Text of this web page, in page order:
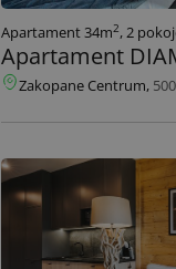
Apartament 34m2, 2
Apartament
Zakopane Centrum,